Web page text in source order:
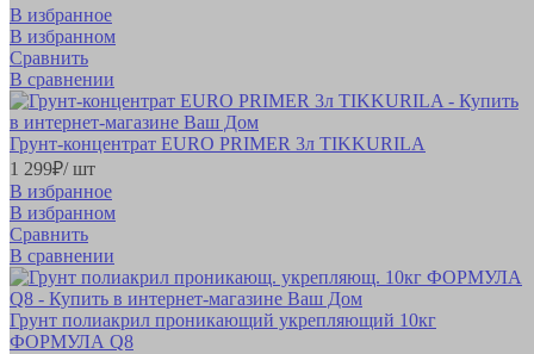
В избранное
В избранном
Сравнить
В сравнении
Грунт-концентрат EURO PRIMER 3л TIKKURILA
1 299₽/ шт
В избранное
В избранном
Сравнить
В сравнении
Грунт полиакрил проникающий укрепляющий 10кг
ФОРМУЛА Q8